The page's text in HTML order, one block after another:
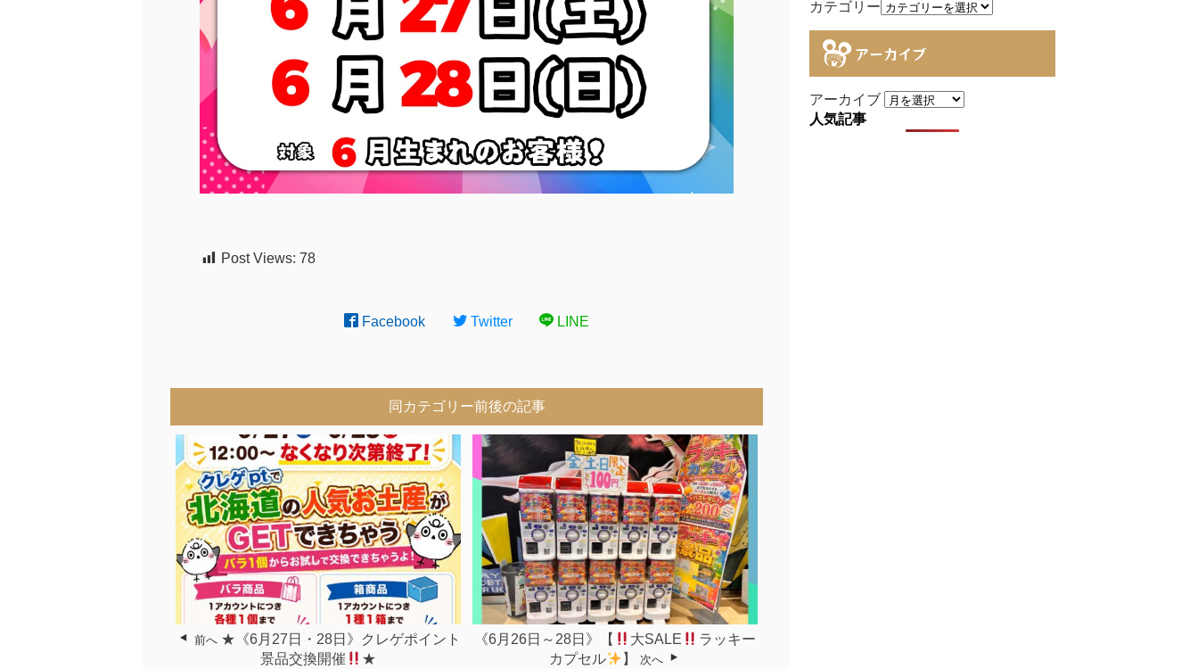
Post Views: 78
Facebook Twitter LINE
同カテゴリー前後の記事
前へ ★《6月27日・28日》クレゲポイント
景品交換開催
★
《6月26日～28日》【 大SALE
ラッキー
カプセル
】 次へ
カテゴリー
アーカイブ
アーカイブ
人気記事